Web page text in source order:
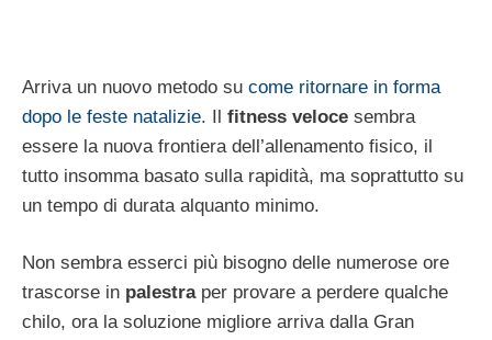
Arriva un nuovo metodo su come ritornare in forma
dopo le feste natalizie. Il fitness veloce sembra
essere la nuova frontiera dell’allenamento fisico, il
tutto insomma basato sulla rapidità, ma soprattutto su
un tempo di durata alquanto minimo.
Non sembra esserci più bisogno delle numerose ore
trascorse in palestraper provare a perdere qualche
chilo, ora la soluzione migliore arriva dalla Gran